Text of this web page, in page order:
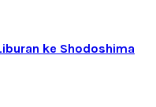
ke Shodoshima